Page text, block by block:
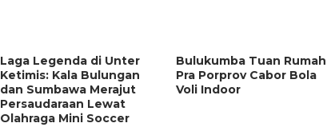
Laga Legenda di Unter
Ketimis: Kala Bulungan
dan Sumbawa Merajut
Persaudaraan Lewat
Olahraga Mini Soccer
Bulukumba Tuan Rumah
Pra Porprov Cabor Bola
Voli Indoor